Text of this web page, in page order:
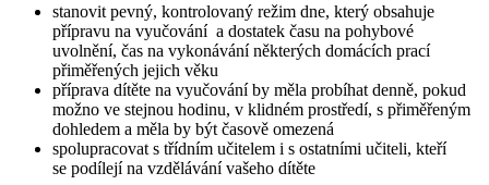
stanovit pevný, kontrolovaný režim dne, který obsahuje
přípravu na vyučování a dostatek času na pohybové
uvolnění, čas na vykonávání některých domácích prací
přiměřených jejich věku
příprava dítěte na vyučování by měla probíhat denně, pokud
možno ve stejnou hodinu, v klidném prostředí, s přiměřeným
dohledem a měla by být časově omezená
spolupracovat s třídním učitelem i s ostatními učiteli, kteří
se podílejí na vzdělávání vašeho dítěte